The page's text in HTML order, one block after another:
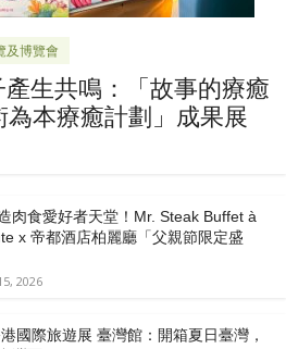
及博覽會
生共鳴：「故事的療癒
為本療癒計劃」成果展
肉食愛好者天堂！Mr. Steak Buffet à
x 帝都酒店柏麗廳「⽗親節限定盛
2026
國際旅遊展 臺灣館：開箱夏日臺灣，